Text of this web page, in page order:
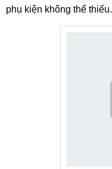
phụ kiện không thể thiếu.